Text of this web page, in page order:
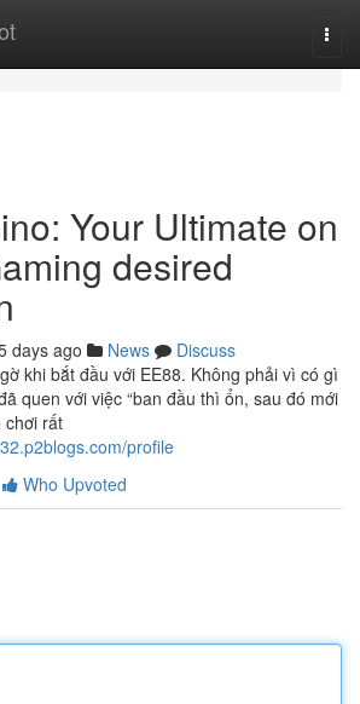
Your Ultimate on
desired
days ago News
Discuss
khi bắt đầu với EE88. Không phải vì có gì
quen với việc “ban đầu thì ổn, sau đó mới
chơi rất
profile
Who Upvoted